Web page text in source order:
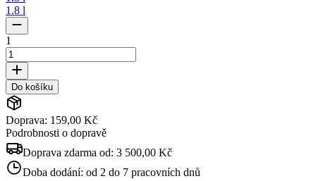
1.8 l
1
Do košíku
Doprava: 159,00 Kč
Podrobnosti o dopravě
Doprava zdarma od: 3 500,00 Kč
Doba dodání: od 2 do 7 pracovních dnů